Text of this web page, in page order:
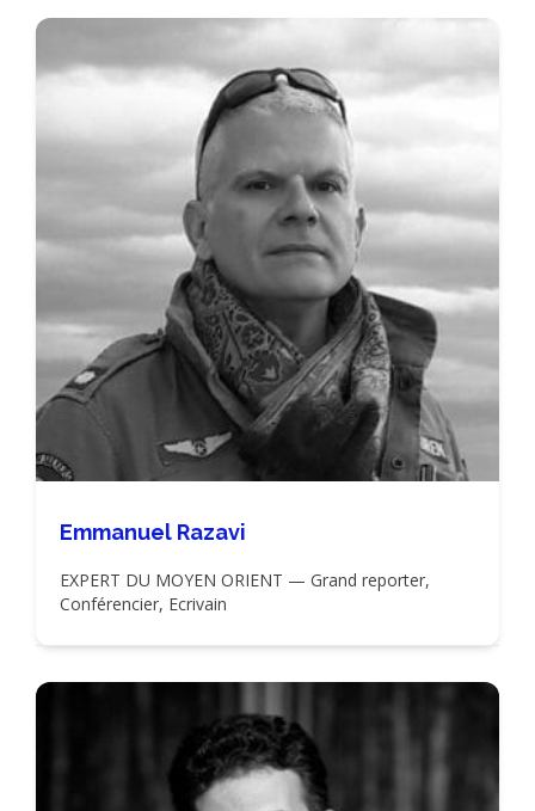
Emmanuel Razavi
EXPERT DU MOYEN ORIENT — Grand reporter,
Conférencier, Ecrivain